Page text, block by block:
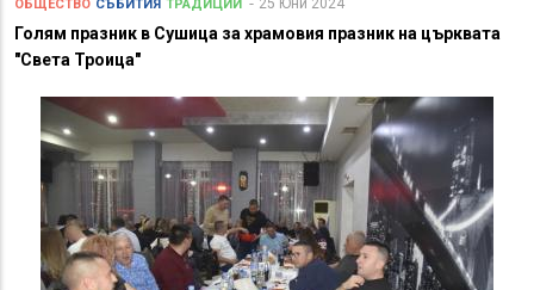
ОБЩЕСТВО СЪБИТИЯ ТРАДИЦИИ
Голям празник в Сушица за храмовия празник на църквата
"Света Троица"